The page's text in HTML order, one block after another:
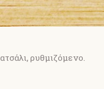
ρυθμιζόμενο.